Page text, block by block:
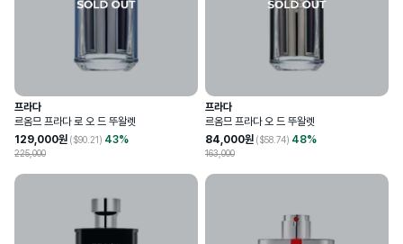
프라다
르옴므 프라다 로 오 드 뚜왈렛
129,000원 ($90.21) 43%
225,000
프라다
르옴므 프라다 오 드 뚜왈렛
84,000원 ($58.74) 48%
163,000